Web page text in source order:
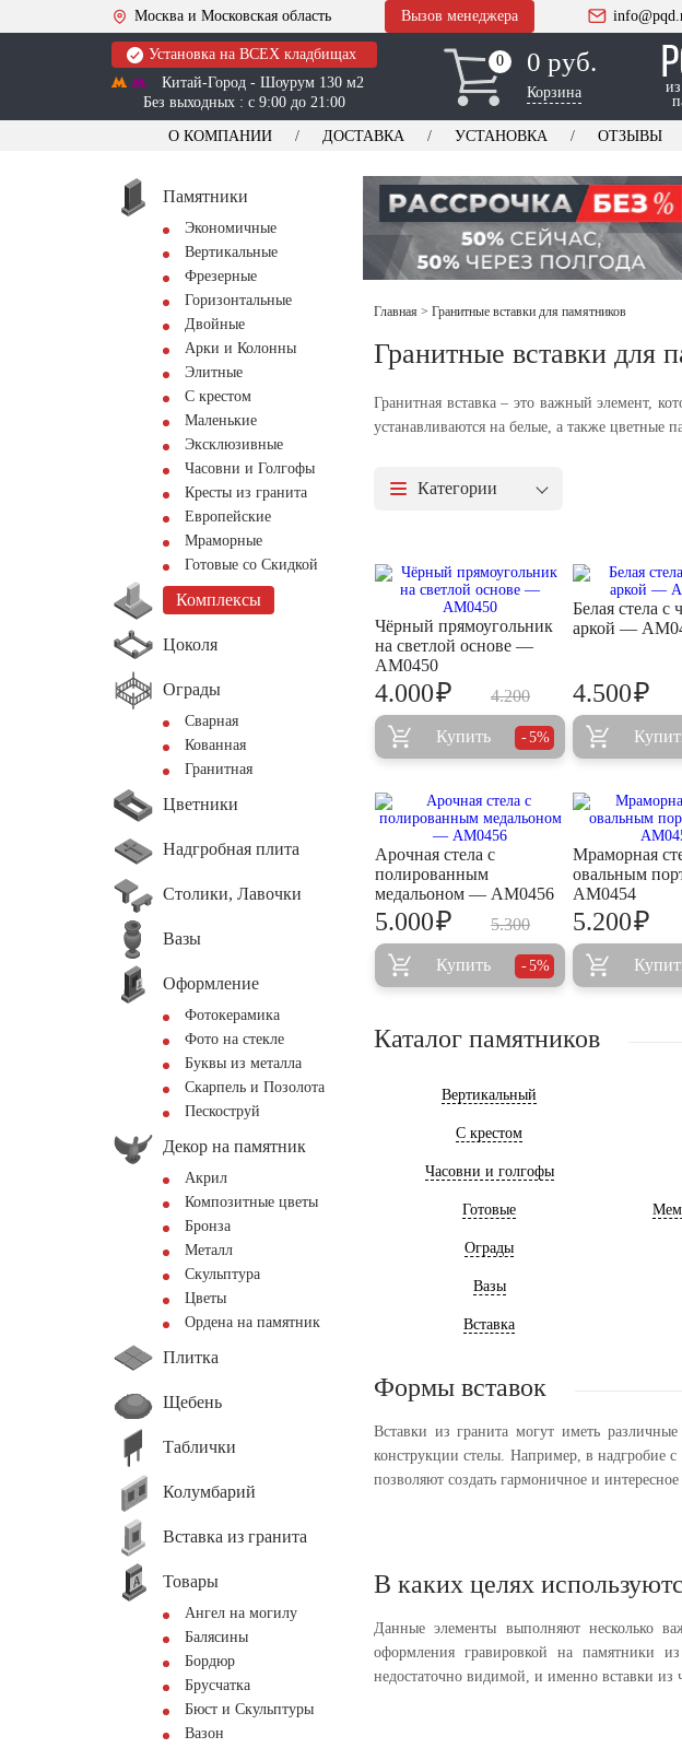
Москва и Московская область Вызов менеджера
Установка на ВСЕХ кладбищах
Китай-Город - Шоурум 130 м2
Без выходных : с 9:00 до 21:00
0
0 0 руб.
Корзина
О КОМПАНИИ ДОСТАВКА УСТАНОВКА ОТЗЫВЫ
Памятники
Экономичные
Вертикальные
Фрезерные
Горизонтальные
Двойные
Арки и Колонны
Элитные
С крестом
Маленькие
Эксклюзивные
Часовни и Голгофы
Кресты из гранита
Европейские
Мраморные
Готовые со Скидкой
Комплексы
Цоколя
Ограды
Сварная
Кованная
Гранитная
Цветники
Надгробная плита
Столики, Лавочки
Вазы
Оформление
Фотокерамика
Фото на стекле
Буквы из металла
Скарпель и Позолота
Пескоструй
Декор на памятник
Акрил
Композитные цветы
Бронза
Металл
Скульптура
Цветы
Ордена на памятник
Плитка
Щебень
Таблички
Колумбарий
Вставка из гранита
Товары
Ангел на могилу
Балясины
Бордюр
Брусчатка
Бюст и Скульптуры
Вазон
Главная > Гранитные вставки для памятников
Гранитные вставки для
Гранитная вставка – это важный элемент,
устанавливаются на белые, а также цветные
Категории
Чёрный прямоугольник
на светлой основе —
AM0450
4.200
4.000₽
Купить 5%
Белая стела с
аркой —
4.500₽
Арочная стела с
полированным
медальоном — AM0456
5.300
5.000₽
Купить 5%
Мраморная
овальным
AM0454
5.200₽
Каталог памятников
Вертикальный
С крестом
Часовни и голгофы
Готовые
Ограды
Вазы
Вставка
Формы вставок
Вставки из гранита могут иметь
конструкции стелы. Например, в надгробие
позволяют создать гармоничное и
В каких целях
Данные элементы выполняют несколько
оформления гравировкой на памятники
недостаточно видимой, и именно вставки из